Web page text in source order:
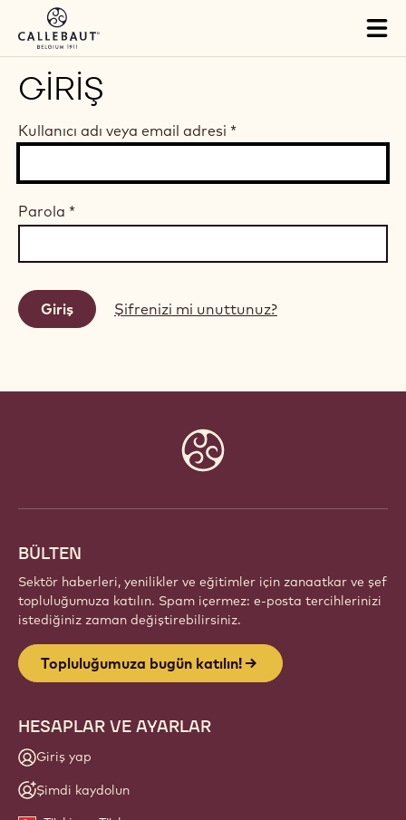
Skip to main content
GIRIŞ
Kullanıcı adı veya email adresi *
Parola *
Şifrenizi mi unuttunuz?
BÜLTEN
Sektör haberleri, yenilikler ve eğitimler için zanaatkar ve şef
topluluğumuza katılın. Spam içermez: e-posta tercihlerinizi
istediğiniz zaman değiştirebilirsiniz.
Topluluğumuza bugün katılın!
HESAPLAR VE AYARLAR
Giriş yap
Şimdi kaydolun